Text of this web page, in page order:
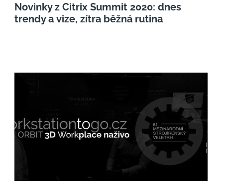
Novinky z Citrix Summit 2020: dnes
trendy a vize, zítra běžná rutina